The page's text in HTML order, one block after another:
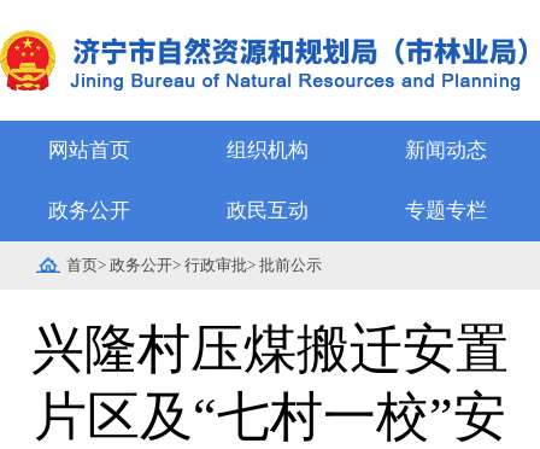
网站首页 组织机构 新闻动态
政务公开 政民互动 专题专栏
首页> 政务公开> 行政审批> 批前公示
兴隆村压煤搬迁安置
片区及“七村一校”安